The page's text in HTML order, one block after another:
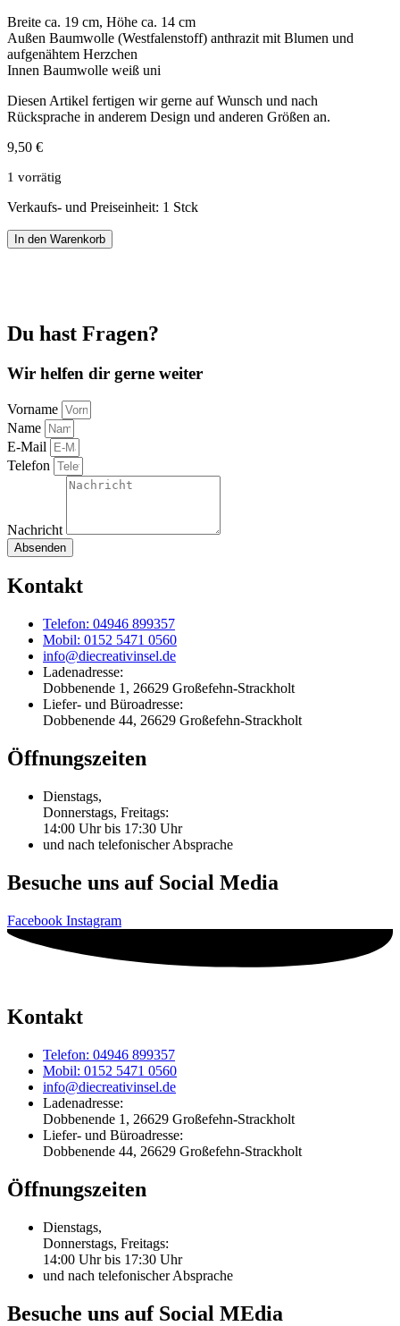
Breite ca. 19 cm, Höhe ca. 14 cm
Außen Baumwolle (Westfalenstoff) anthrazit mit Blumen und
aufgenähtem Herzchen
Innen Baumwolle weiß uni
Diesen Artikel fertigen wir gerne auf Wunsch und nach
Rücksprache in anderem Design und anderen Größen an.
9,50 €
1 vorrätig
Verkaufs- und Preiseinheit: 1 Stck
Kosmetiktäschchen
Baumwolle
In den Warenkorb
Du hast Fragen?
Wir helfen dir gerne weiter
Vorname
Name
E-Mail
Telefon
Nachricht
Absenden
Kontakt
Telefon: 04946 899357
Mobil: 0152 5471 0560
info@diecreativinsel.de
Ladenadresse:
Dobbenende 1, 26629 Großefehn-Strackholt
Liefer- und Büroadresse:
Dobbenende 44, 26629 Großefehn-Strackholt
Öffnungszeiten
Dienstags,
Donnerstags, Freitags:
14:00 Uhr bis 17:30 Uhr
und nach telefonischer Absprache
Besuche uns auf Social Media
Facebook Instagram
Kontakt
Telefon: 04946 899357
Mobil: 0152 5471 0560
info@diecreativinsel.de
Ladenadresse:
Dobbenende 1, 26629 Großefehn-Strackholt
Liefer- und Büroadresse:
Dobbenende 44, 26629 Großefehn-Strackholt
Öffnungszeiten
Dienstags,
Donnerstags, Freitags:
14:00 Uhr bis 17:30 Uhr
und nach telefonischer Absprache
Besuche uns auf Social MEdia